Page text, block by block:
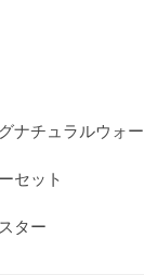
ナチュラルウォー
セット
ター